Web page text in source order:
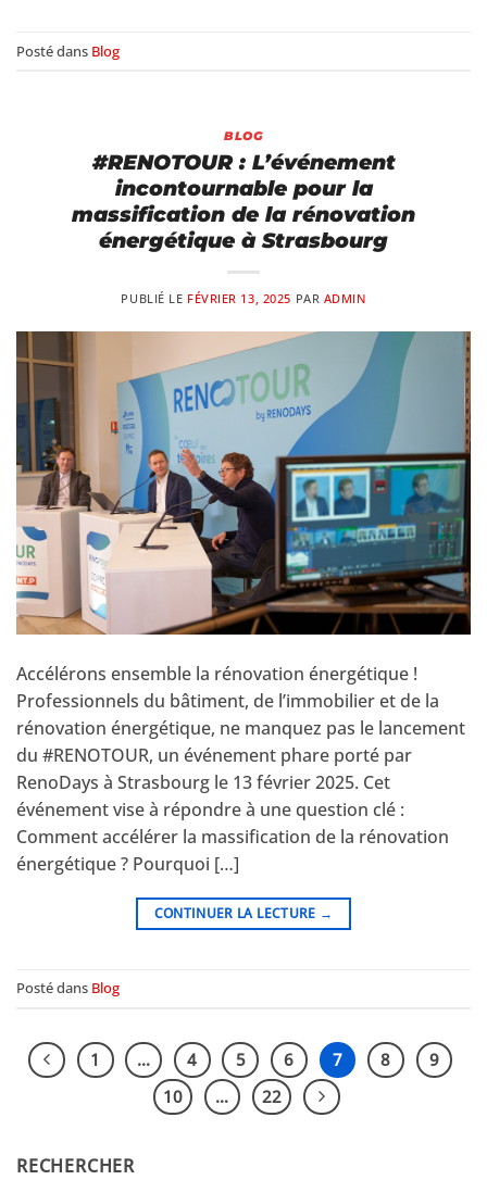
Posté dans Blog
BLOG
#RENOTOUR : L’événement
incontournable pour la
massification de la rénovation
énergétique à Strasbourg
PUBLIÉ LE FÉVRIER 13, 2025 PAR ADMIN
Accélérons ensemble la rénovation énergétique !
Professionnels du bâtiment, de l’immobilier et de la
rénovation énergétique, ne manquez pas le lancement
du #RENOTOUR, un événement phare porté par
RenoDays à Strasbourg le 13 février 2025. Cet
événement vise à répondre à une question clé :
Comment accélérer la massification de la rénovation
énergétique ? Pourquoi […]
CONTINUER LA LECTURE →
Posté dans Blog
1 … 4 5 6 7 8
9
10
… 22
RECHERCHER